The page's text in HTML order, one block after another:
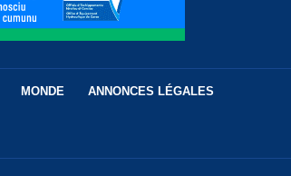
MONDE ANNONCES LÉGALES